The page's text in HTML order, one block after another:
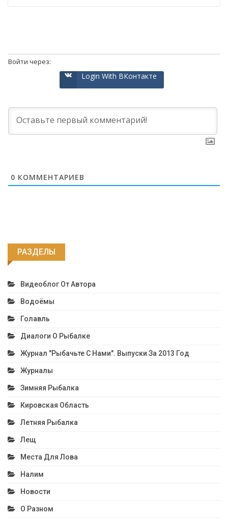
Войти через:
Login With ВКонтакте
0 КОММЕНТАРИЕВ
РАЗДЕЛЫ
Видеоблог От Автора
Водоёмы
Голавль
Диалоги О Рыбалке
Журнал "Рыбачьте С Нами". Выпуски За 2013 Год
Журналы
Зимняя Рыбалка
Кировская Область
Летняя Рыбалка
Лещ
Места Для Лова
Налим
Новости
О Разном